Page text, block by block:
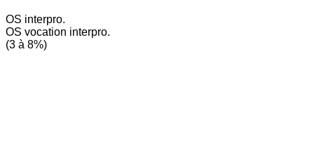
OS interpro.
OS vocation interpro.
(3 à 8%)